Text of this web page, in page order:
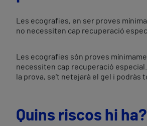
Les ecografies, en ser proves
no necessiten cap recuperació
Les ecografies són proves
necessiten cap recuperació
la prova, se't netejarà el gel i podràs
Quins riscos hi ha?